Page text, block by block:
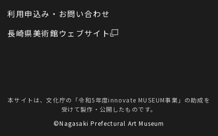
利用申込み・お問い合わせ
長崎県美術館ウェブサイト
本サイトは、文化庁の「令和5年度innovate MUSEUM事業」の助成を
受けて製作・公開したものです。
©Nagasaki Prefectural Art Museum